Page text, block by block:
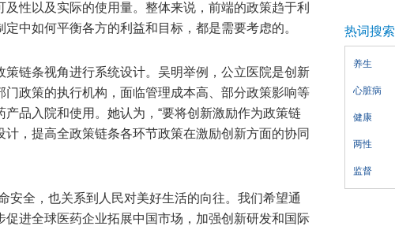
性以及实际的使用量。整体来说，前端的政策趋于利
中如何平衡各方的利益和目标，都是需要考虑的。
链条视角进行系统设计。吴明举例，公立医院是创新
政策的执行机构，面临管理成本高、部分政策影响等
品入院和使用。她认为，“要将创新激励作为政策链
，提高全政策链条各环节政策在激励创新方面的协同
安全，也关系到人民对美好生活的向往。我们希望通
进全球医药企业拓展中国市场，加强创新研发和国际
热词搜索
养生
心脏病
健康
两性
监督